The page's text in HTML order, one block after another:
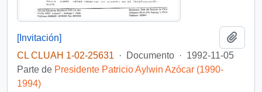
[Invitación]
CL CLUAH 1-02-25631
· Documento · 1992-11-05
Parte de Presidente Patricio Aylwin Azócar (1990-
1994)